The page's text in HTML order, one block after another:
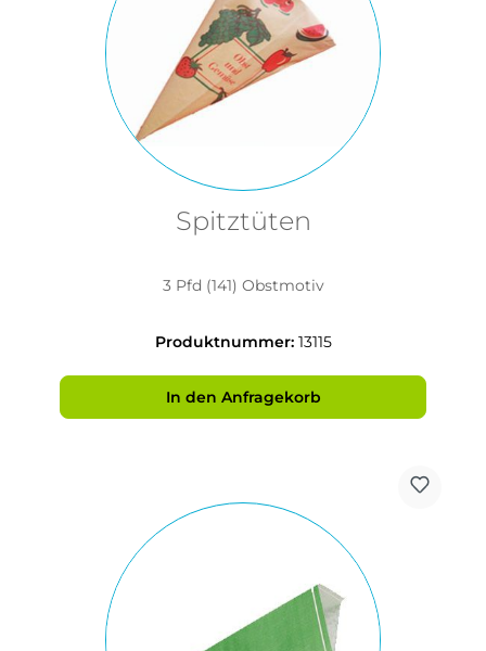
Spitztüten
3 Pfd (141) Obstmotiv
Produktnummer: 13115
In den Anfragekorb